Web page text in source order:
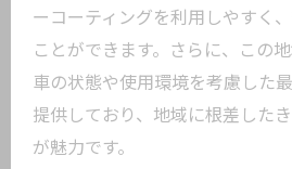
プロが推奨する保護フ
日常ケアで差が出るカ
長持ち効果を引き出す
ーコーティングを利用しやすく
ことができます。さらに、この
車の状態や使用環境を考慮した
提供しており、地域に根差した
が魅力です。